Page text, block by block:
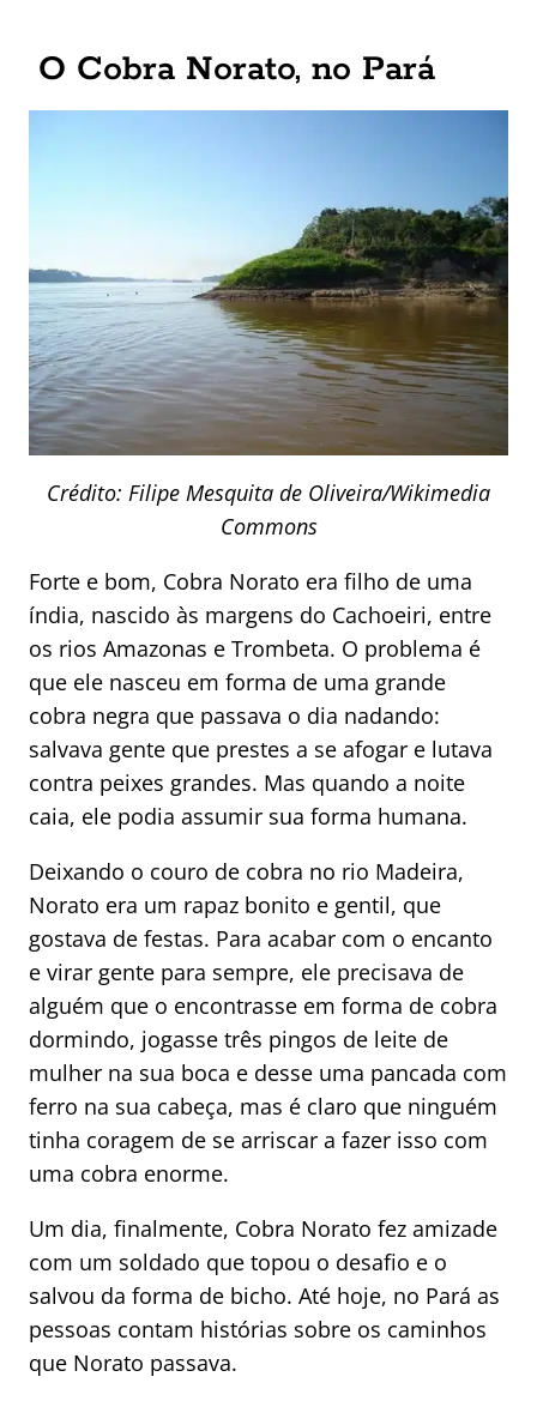
O Cobra Norato, no Pará
Crédito: Filipe Mesquita de Oliveira/Wikimedia
Commons
Forte e bom, Cobra Norato era filho de uma
índia, nascido às margens do Cachoeiri, entre
os rios Amazonas e Trombeta. O problema é
que ele nasceu em forma de uma grande
cobra negra que passava o dia nadando:
salvava gente que prestes a se afogar e lutava
contra peixes grandes. Mas quando a noite
caia, ele podia assumir sua forma humana.
Deixando o couro de cobra no rio Madeira,
Norato era um rapaz bonito e gentil, que
gostava de festas. Para acabar com o encanto
e virar gente para sempre, ele precisava de
alguém que o encontrasse em forma de cobra
dormindo, jogasse três pingos de leite de
mulher na sua boca e desse uma pancada com
ferro na sua cabeça, mas é claro que ninguém
tinha coragem de se arriscar a fazer isso com
uma cobra enorme.
Um dia, finalmente, Cobra Norato fez amizade
com um soldado que topou o desafio e o
salvou da forma de bicho. Até hoje, no Pará as
pessoas contam histórias sobre os caminhos
que Norato passava.